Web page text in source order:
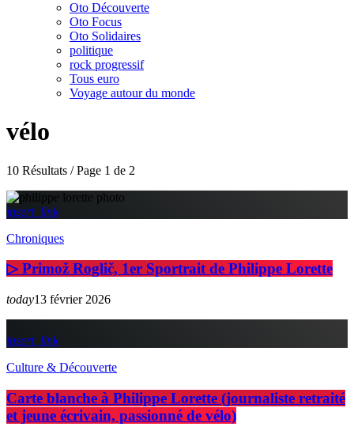
Oto Découverte
Oto Focus
Oto Solidaires
politique
rock progressif
Tous euro
Voyage autour du monde
vélo
10 Résultats / Page 1 de 2
insert_link
Chroniques
▷ Primož Roglič, 1er Sportrait de Philippe Lorette
today13 février 2026
insert_link
Culture & Découverte
Carte blanche à Philippe Lorette (journaliste retraité
et jeune écrivain, passionné de vélo)